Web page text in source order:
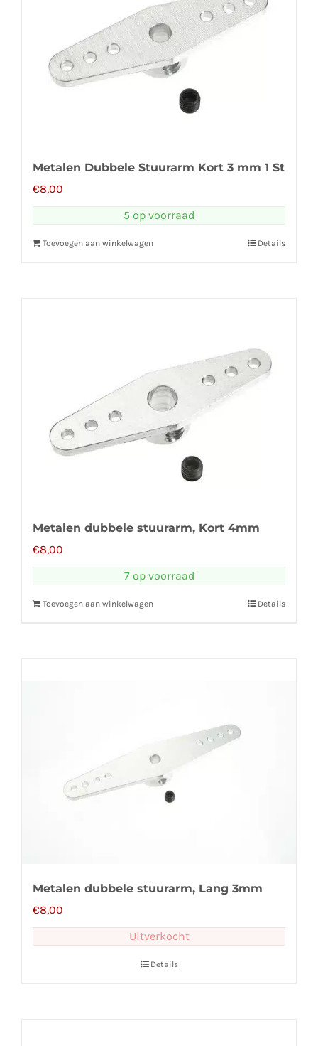
Metalen Dubbele Stuurarm Kort 3 mm 1 St
€8,00
5 op voorraad
Toevoegen aan winkelwagen Details
Metalen dubbele stuurarm, Kort 4mm
€8,00
7 op voorraad
Toevoegen aan winkelwagen Details
Metalen dubbele stuurarm, Lang 3mm
€8,00
Uitverkocht
Details